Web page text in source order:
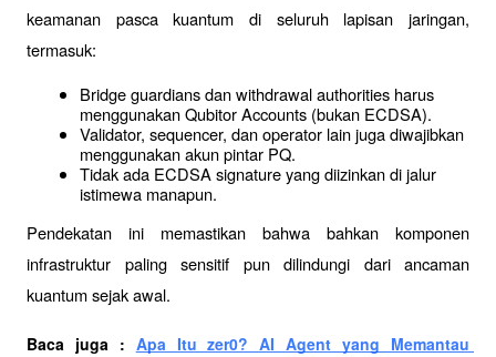
keamanan pasca kuantum di seluruh lapisan jaringan,
termasuk:
Bridge guardians dan withdrawal authorities harus
menggunakan Qubitor Accounts (bukan ECDSA).
Validator, sequencer, dan operator lain juga diwajibkan
menggunakan akun pintar PQ.
Tidak ada ECDSA signature yang diizinkan di jalur
istimewa manapun.
Pendekatan ini memastikan bahwa bahkan komponen
infrastruktur paling sensitif pun dilindungi dari ancaman
kuantum sejak awal.
Baca juga : Apa Itu zer0? AI Agent yang Memantau